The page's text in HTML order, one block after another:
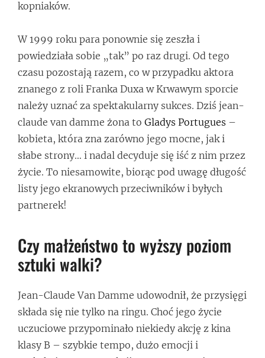
kopniaków.
W 1999 roku para ponownie się zeszła i
powiedziała sobie „tak” po raz drugi. Od tego
czasu pozostają razem, co w przypadku aktora
znanego z roli Franka Duxa w Krwawym sporcie
należy uznać za spektakularny sukces. Dziś jean-
claude van damme żona to Gladys Portugues –
kobieta, która zna zarówno jego mocne, jak i
słabe strony… i nadal decyduje się iść z nim przez
życie. To niesamowite, biorąc pod uwagę długość
listy jego ekranowych przeciwników i byłych
partnerek!
Czy małżeństwo to wyższy poziom
sztuki walki?
Jean-Claude Van Damme udowodnił, że przysięgi
składa się nie tylko na ringu. Choć jego życie
uczuciowe przypominało niekiedy akcję z kina
klasy B – szybkie tempo, dużo emocji i